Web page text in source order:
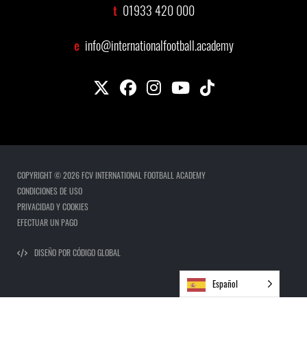
t 01933 420 000
e info@internationalfootball.academy
COPYRIGHT © 2026 FCV INTERNATIONAL FOOTBALL ACADEMY
CONDICIONES DE USO
PRIVACIDAD Y COOKIES
EFECTUAR UN PAGO
DISEÑO POR CÓDIGO GLOBAL
Español